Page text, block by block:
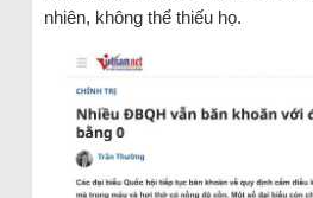
nhiên, không thể thiếu họ.